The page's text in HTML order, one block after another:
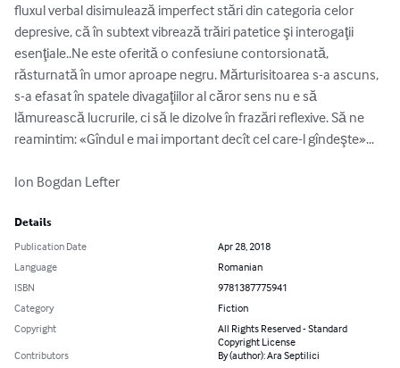
fluxul verbal disimulează imperfect stări din categoria celor
depresive, că în subtext vibrează trăiri patetice şi interogaţii
esenţiale..Ne este oferită o confesiune contorsionată,
răsturnată în umor aproape negru. Mărturisitoarea s-a ascuns,
s-a efasat în spatele divagaţiilor al căror sens nu e să
lămurească lucrurile, ci să le dizolve în frazări reflexive. Să ne
reamintim: «Gîndul e mai important decît cel care-l gîndeşte»...
Ion Bogdan Lefter
Details
Publication Date
Apr 28, 2018
Language
Romanian
ISBN
9781387775941
Category
Fiction
Copyright
All Rights Reserved - Standard
Copyright License
Contributors
By (author): Ara Septilici